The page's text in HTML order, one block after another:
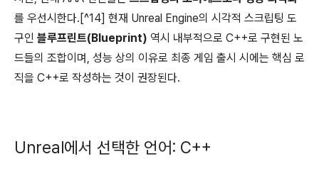
를 우선시한다.[^14] 현재 Unreal Engine의 시각적 스크립팅 도
구인 블루프린트(Blueprint) 역시 내부적으로 C++로 구현된 노
드들의 조합이며, 성능 상의 이유로 최종 게임 출시 시에는 핵심 로
직을 C++로 작성하는 것이 권장된다.
Unreal에서 선택한 언어: C++